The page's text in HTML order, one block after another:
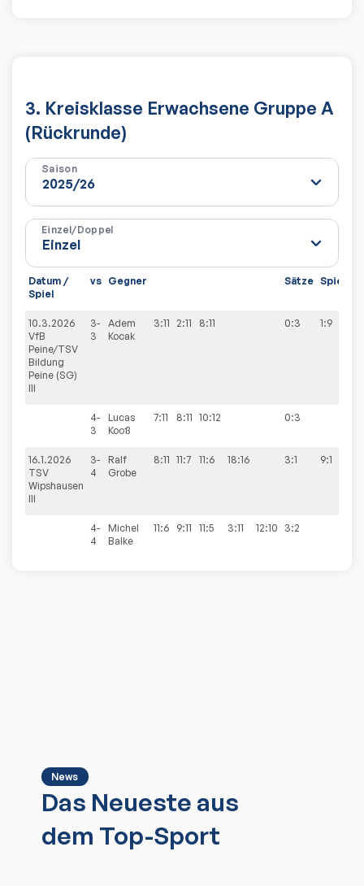
3. Kreisklasse Erwachsene Gruppe A
(Rückrunde)
Saison
Einzel/Doppel
Datum /
Spiel
vs Gegner Sätze Spiele
10.3.2026
VfB
Peine/TSV
Bildung
Peine (SG)
III
3-
3
Adem
Kocak
3:11 2:11 8:11 0:3 1:9
4-
3
Lucas
Kooß
7:11 8:11 10:12 0:3
16.1.2026
TSV
Wipshausen
III
3-
4
Ralf
Grobe
8:11 11:7 11:6 18:16 3:1 9:1
4-
4
Michel
Balke
11:6 9:11 11:5 3:11 12:10 3:2
News
Das Neueste aus
dem Top-Sport